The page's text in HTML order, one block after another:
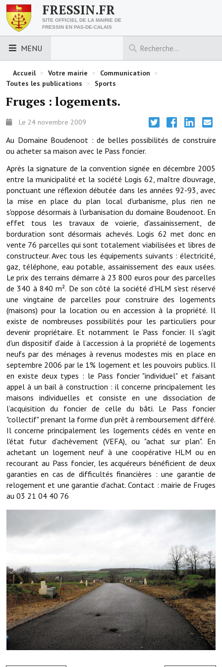
FRESSIN.FR
SITE OFFICIEL DE LA MAIRIE DE
FRESSIN EN PAS-DE-CALAIS
MENU
LES ESSENTIELS
Découvrez Fressin
Urbanisme
Nous contacter
Horaires de la mairie
Les foulées fressinoises
ACCÈS RAPIDE
Démarches administratives
Projets et travaux en cours
Fêtes et manifestations
Numéros d'urgence
Terrains et maisons à vendre
VOTRE MAIRIE
Elus et agents
L'équipe municipale
Le personnel municipal
Les moyens financiers
Note de synthèse financière
Rapport d'orientation budgétaire
Actions et projets
Projets et travaux en cours
Procès verbaux des conseils municipaux
Le bulletin municipal : Fressinfo & Le Fressinois
Toutes les publications
Le village dans l'intercommunalité
Communauté de communes
Autres groupements
Accueil > Votre mairie > Communication >
Toutes les publications > Sports
Fruges : logements.
Le 24 novembre 2009
Au Domaine Boudenoot : de belles possibilités de construire
ou acheter sa maison avec le Pass foncier.
Après la signature de la convention signée en décembre 2005
entre la municipalité et la société Logis 62, maître d'ouvrage,
ponctuant une réflexion débutée dans les années 92-93, avec
la mise en place du plan local d'urbanisme, plus rien ne
s'oppose désormais à l'urbanisation du domaine Boudenoot. En
effet tous les travaux de voierie, d'assainissement, de
borduration sont désormais achevés. Logis 62 met donc en
vente 76 parcelles qui sont totalement viabilisées et libres de
constructeur. Avec tous les équipements suivants : électricité,
gaz, téléphone, eau potable, assainissement des eaux usées.
Le prix des terrains démarre à 23 800 euros pour des parcelles
de 340 à 840 m². De son côté la société d'HLM s'est réservé
une vingtaine de parcelles pour construire des logements
(maisons) pour la location ou en accession à la propriété. Il
existe de nombreuses possibilités pour les particuliers pour
devenir propriétaire. Et notamment le Pass foncier. Il s'agit
d'un dispositif d’aide à l’accession à la propriété de logements
neufs par des ménages à revenus modestes mis en place en
septembre 2006 par le 1% logement et les pouvoirs publics. Il
en existe deux types : le Pass foncier "individuel" et faisant
appel à un bail à construction : il concerne principalement les
maisons individuelles et consiste en une dissociation de
l’acquisition du foncier de celle du bâti. Le Pass foncier
"collectif" prenant la forme d’un prêt à remboursement différé.
Il concerne principalement les logements cédés en vente en
l'état futur d'achèvement (VEFA), ou "achat sur plan". En
achetant un logement neuf à une coopérative HLM ou en
recourant au Pass foncier, les acquéreurs bénéficient de deux
garanties en cas de difficultés financières : une garantie de
relogement et une garantie d'achat. Contact : mairie de Fruges
au 03 21 04 40 76